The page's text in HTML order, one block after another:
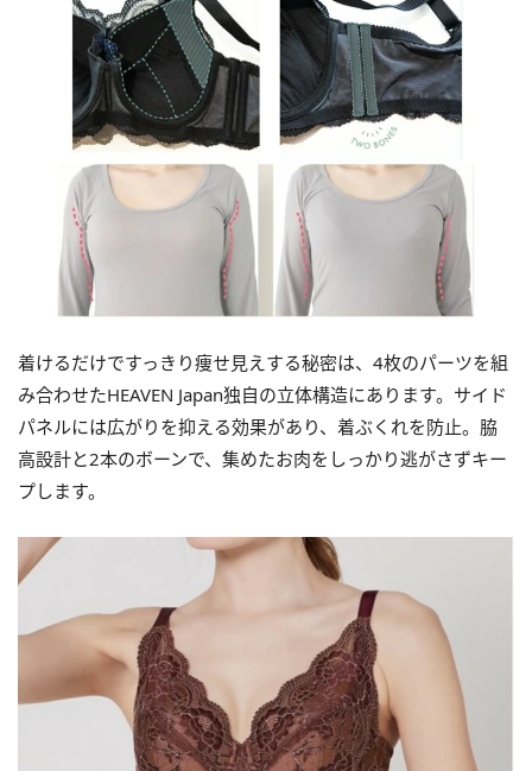
着けるだけですっきり痩せ見えする秘密は、4枚のパーツを組
み合わせたHEAVEN Japan独自の立体構造にあります。サイド
パネルには広がりを抑える効果があり、着ぶくれを防止。脇
高設計と2本のボーンで、集めたお肉をしっかり逃がさずキー
プします。